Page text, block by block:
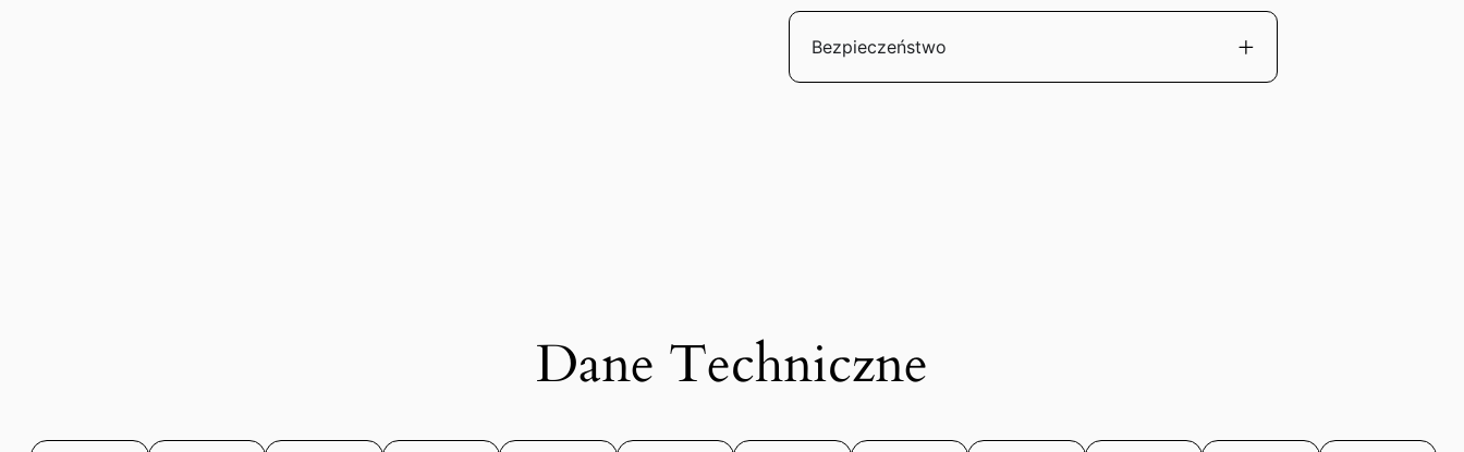
Bezpieczeństwo
Dane Techniczne